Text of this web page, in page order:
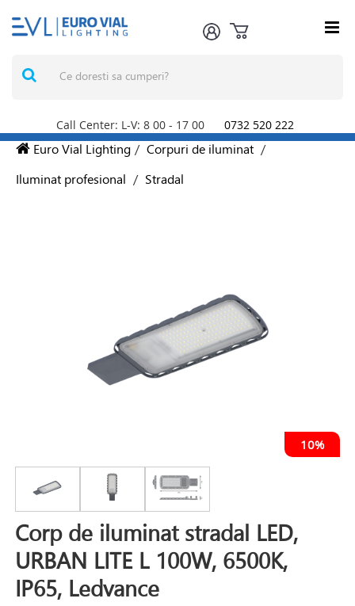
Call Center: L-V: 8 00 - 17 00 0732 520 222
Euro Vial Lighting / Corpuri de iluminat /
Iluminat profesional / Stradal
10%
Corp de iluminat stradal LED,
URBAN LITE L 100W, 6500K,
IP65, Ledvance